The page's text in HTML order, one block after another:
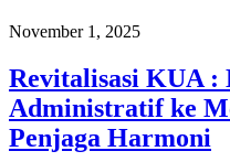
November 1, 2025
Revitalisasi KUA :
Administratif ke
Penjaga Harmoni